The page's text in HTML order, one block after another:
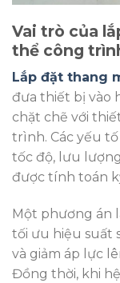
Vai trò của
thể công
Lắp đặt thang
đưa thiết bị vào
chặt chẽ với
trình. Các yếu
tốc độ, lưu
được tính toán
Một phương án
tối ưu hiệu suất
và giảm áp lực
Đồng thời, khi